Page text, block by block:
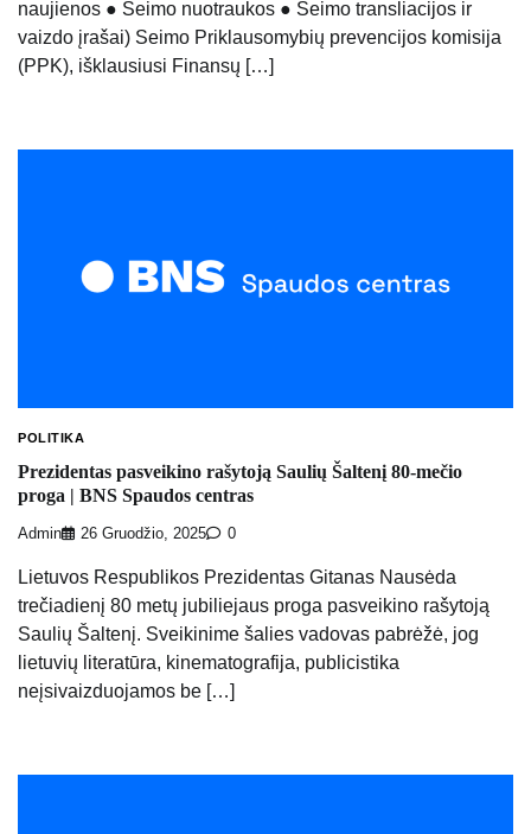
naujienos ● Seimo nuotraukos ● Seimo transliacijos ir
vaizdo įrašai) Seimo Priklausomybių prevencijos komisija
(PPK), išklausiusi Finansų […]
POLITIKA
Prezidentas pasveikino rašytoją Saulių Šaltenį 80-mečio
proga | BNS Spaudos centras
Admin 26 Gruodžio, 2025 0
Lietuvos Respublikos Prezidentas Gitanas Nausėda
trečiadienį 80 metų jubiliejaus proga pasveikino rašytoją
Saulių Šaltenį. Sveikinime šalies vadovas pabrėžė, jog
lietuvių literatūra, kinematografija, publicistika
neįsivaizduojamos be […]